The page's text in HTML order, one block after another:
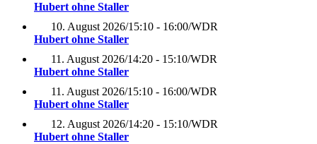
Hubert ohne Staller
10. August 2026/15:10 - 16:00/WDR
Hubert ohne Staller
11. August 2026/14:20 - 15:10/WDR
Hubert ohne Staller
11. August 2026/15:10 - 16:00/WDR
Hubert ohne Staller
12. August 2026/14:20 - 15:10/WDR
Hubert ohne Staller